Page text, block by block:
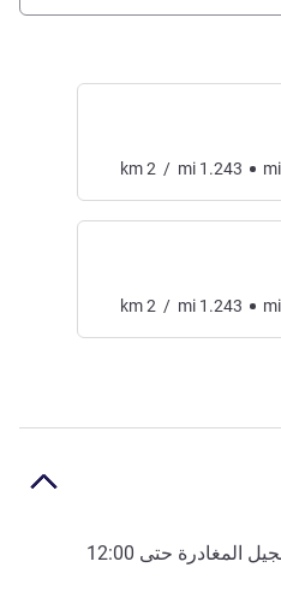
km2 / mi 1.243
km2 / mi 1.243
المغادرة حتى 12:00